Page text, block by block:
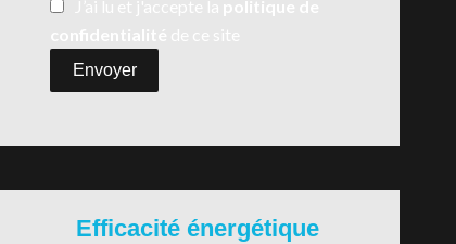
Envoyer
Efficacité énergétique